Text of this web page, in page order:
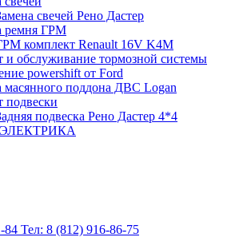
свечей Рено Дастер
ремня ГРМ
комплект Renault 16V K4M
и обслуживание тормозной системы
powershift от Ford
масянного поддона ДВС Logan
подвески
подвеска Рено Дастер 4*4
84 Тел: 8 (812) 916-86-75